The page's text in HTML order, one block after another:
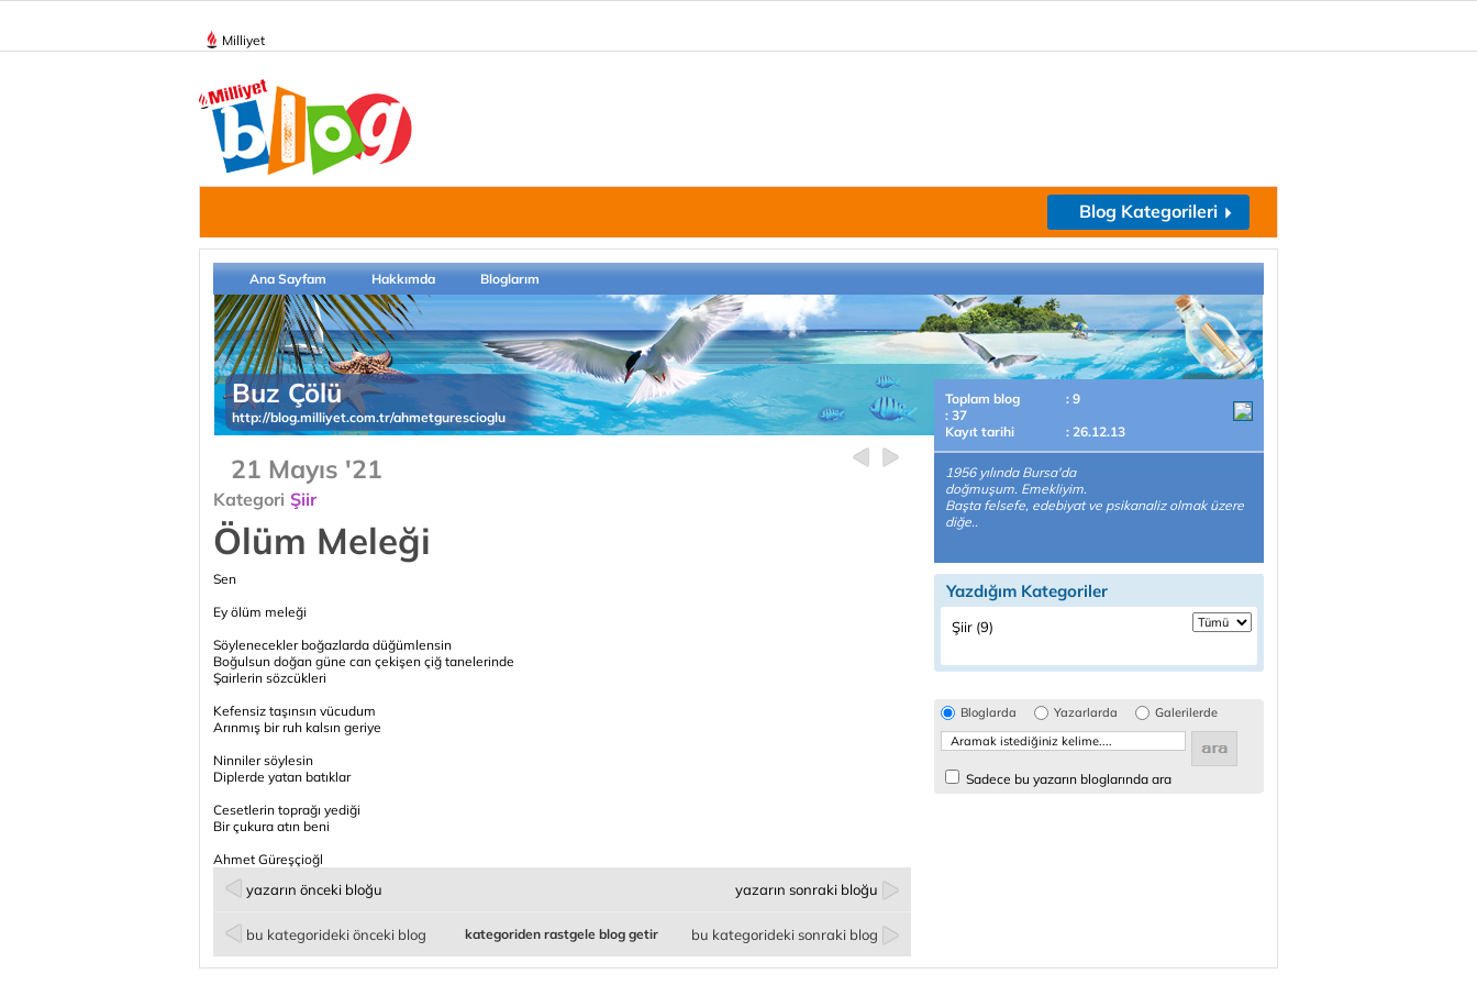
Milliyet
Blog Kategorileri
Ana Sayfam Hakkımda Bloglarım
Buz Çölü
http://blog.milliyet.com.tr/ahmetgurescioglu
21 Mayıs '21
Kategori Şiir
Ölüm Meleği
Sen
Ey ölüm meleği
Söylenecekler boğazlarda düğümlensin
Boğulsun doğan güne can çekişen çiğ tanelerinde
Şairlerin sözcükleri
Kefensiz taşınsın vücudum
Arınmış bir ruh kalsın geriye
Ninniler söylesin
Diplerde yatan batıklar
Cesetlerin toprağı yediği
Bir çukura atın beni
Ahmet Güreşçioğl
yazarın önceki bloğu yazarın sonraki bloğu
bu kategorideki önceki blog bu kategorideki sonraki blog
kategoriden rastgele blog getir
Toplam blog
: 9
: 37
Kayıt tarihi
: 26.12.13
1956 yılında Bursa'da
doğmuşum. Emekliyim.
Başta felsefe, edebiyat ve psikanaliz olmak üzere
diğe..
Yazdığım Kategoriler
Şiir (9)
Bloglarda Yazarlarda Galerilerde
Sadece bu yazarın bloglarında ara